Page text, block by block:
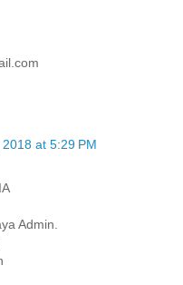
at 5:29 PM
Admin.